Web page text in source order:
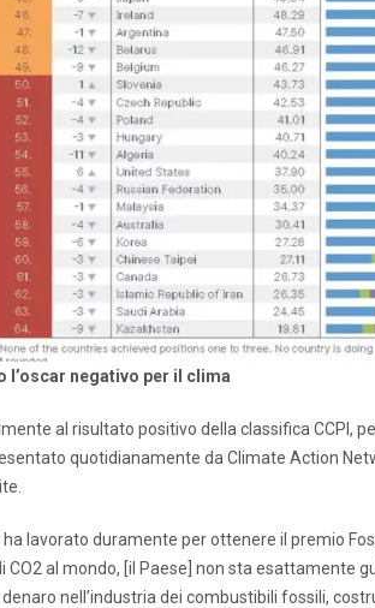
l’oscar negativo per il clima
al risultato positivo della classifica CCPI,
quotidianamente da Climate Action
ha lavorato duramente per ottenere il premio
CO2 al mondo, [il Paese] non sta esattamente
nell’industria dei combustibili fossili,